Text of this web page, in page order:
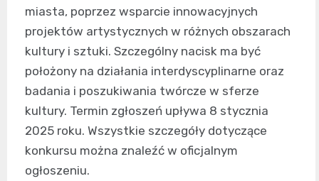
miasta, poprzez wsparcie innowacyjnych
projektów artystycznych w różnych obszarach
kultury i sztuki. Szczególny nacisk ma być
położony na działania interdyscyplinarne oraz
badania i poszukiwania twórcze w sferze
kultury. Termin zgłoszeń upływa 8 stycznia
2025 roku. Wszystkie szczegóły dotyczące
konkursu można znaleźć w oficjalnym
ogłoszeniu.